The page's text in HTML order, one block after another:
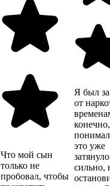
Что мой сын
только не
пробовал, чтобы
Я был
от
конечно,
это уже
сильно,